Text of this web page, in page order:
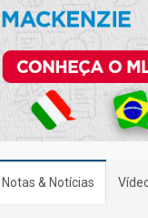
Notas & Notícias